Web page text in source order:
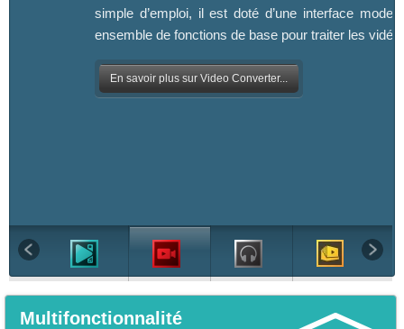
simple d’emploi, il est doté d’une interface
ensemble de fonctions de base pour traiter les
En savoir plus sur Video Converter...
Multifonctionnalité